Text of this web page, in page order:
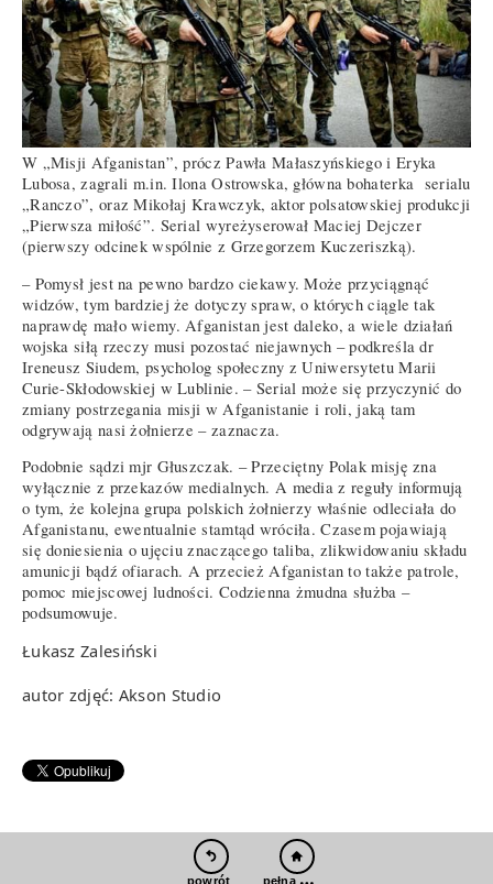
W „Misji Afganistan”, prócz Pawła Małaszyńskiego i Eryka
Lubosa, zagrali m.in. Ilona Ostrowska, główna bohaterka serialu
„Ranczo”, oraz Mikołaj Krawczyk, aktor polsatowskiej produkcji
„Pierwsza miłość”. Serial wyreżyserował Maciej Dejczer
(pierwszy odcinek wspólnie z Grzegorzem Kuczeriszką).
– Pomysł jest na pewno bardzo ciekawy. Może przyciągnąć
widzów, tym bardziej że dotyczy spraw, o których ciągle tak
naprawdę mało wiemy. Afganistan jest daleko, a wiele działań
wojska siłą rzeczy musi pozostać niejawnych – podkreśla dr
Ireneusz Siudem, psycholog społeczny z Uniwersytetu Marii
Curie-Skłodowskiej w Lublinie. – Serial może się przyczynić do
zmiany postrzegania misji w Afganistanie i roli, jaką tam
odgrywają nasi żołnierze – zaznacza.
Podobnie sądzi mjr Głuszczak. – Przeciętny Polak misję zna
wyłącznie z przekazów medialnych. A media z reguły informują
o tym, że kolejna grupa polskich żołnierzy właśnie odleciała do
Afganistanu, ewentualnie stamtąd wróciła. Czasem pojawiają
się doniesienia o ujęciu znaczącego taliba, zlikwidowaniu składu
amunicji bądź ofiarach. A przecież Afganistan to także patrole,
pomoc miejscowej ludności. Codzienna żmudna służba –
podsumowuje.
Łukasz Zalesiński
autor zdjęć: Akson Studio
powrót pełna wersja